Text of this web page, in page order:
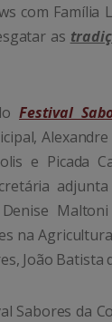
com
as
Festival
e Picada
na
João
Sabores da